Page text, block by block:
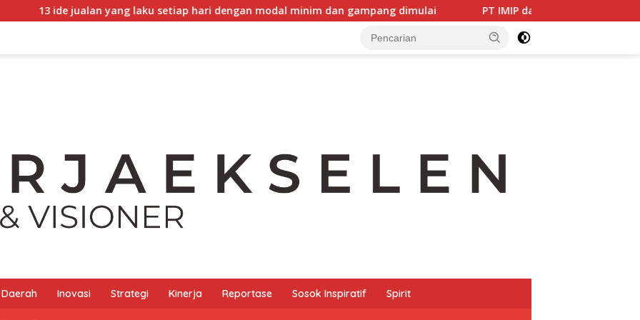
yang laku setiap hari dengan modal minim dan gampang dimulai PT IMIP dan Dinas Pendidikan Morowali
Daerah Inovasi Strategi Kinerja Reportase Sosok Inspiratif Spirit